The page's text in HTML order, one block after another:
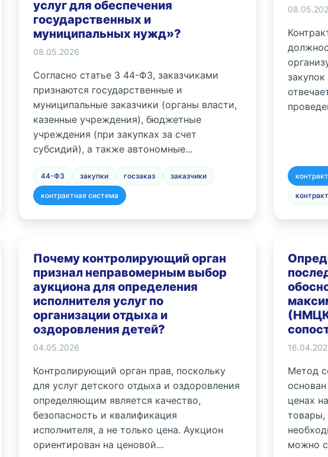
услуг для обеспечения
государственных и
муниципальных нужд»?
08.05.2026
Согласно статье 3 44-ФЗ, заказчиками
признаются государственные и
муниципальные заказчики (органы власти,
казенные учреждения), бюджетные
учреждения (при закупках за счет
субсидий), а также автономные...
44-ФЗ закупки госзаказ заказчики
контрактная система
Почему контролирующий орган
признал неправомерным выбор
аукциона для определения
исполнителя услуг по
организации отдыха и
оздоровления детей?
04.05.2026
Контролирующий орган прав, поскольку
для услуг детского отдыха и оздоровления
определяющим является качество,
безопасность и квалификация
исполнителя, а не только цена. Аукцион
ориентирован на ценовой...
Метод
ценах
товары,
можно